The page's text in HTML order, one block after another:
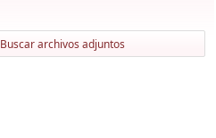
Buscar archivos adjuntos